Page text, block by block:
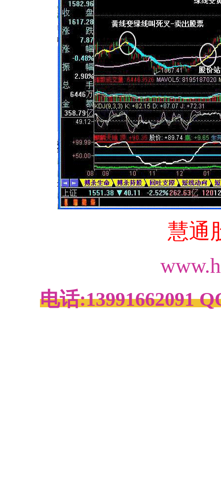
慧通
电话:13991662091